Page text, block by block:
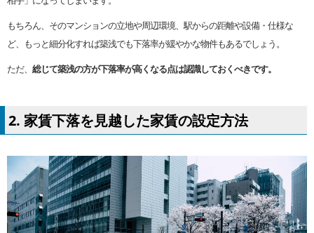
もちろん、そのマンションの立地や周辺環境、駅からの距離や設備・仕様な
ど、もっと細分化すれば築浅でも下落率が緩やかな物件もあるでしょう。
ただ、 総じて築浅の方が下落率が高くなる点は認識しておくべきです。
2. 家賃下落を見越した家賃の設定方法